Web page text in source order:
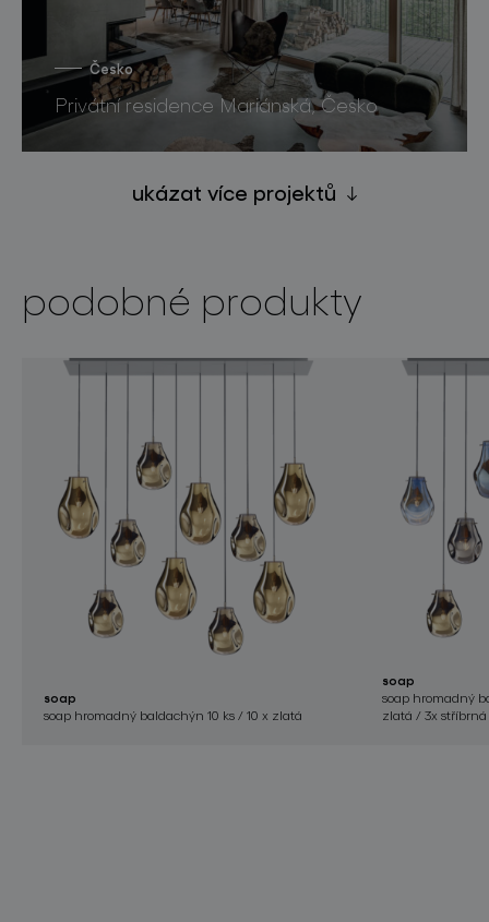
Česko
Privátní residence Mariánská, Česko
ukázat více projektů
podobné produkty
soap
soap hromadný baldachýn 10 ks / 10 x zlatá
soap
soap hromadný
zlatá / 3x stříbrná